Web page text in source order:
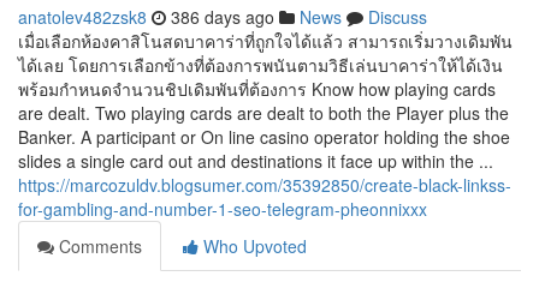
anatolev482zsk8 386 days ago News
Discuss
เมื่อเลือกห้องคาสิโนสดบาคาร่าที่ถูกใจได้แล้ว สามารถเริ่มวางเดิมพัน
ได้เลย โดยการเลือกข้างที่ต้องการพนันตามวิธีเล่นบาคาร่าให้ได้เงิน
พร้อมกำหนดจำนวนชิปเดิมพันที่ต้องการ Know how playing cards
are dealt. Two playing cards are dealt to both the Player plus the
Banker. A participant or On line casino operator holding the shoe
slides a single card out and destinations it face up within the ...
https://marcozuldv.blogsumer.com/35392850/create-black-linkss-
for-gambling-and-number-1-seo-telegram-pheonnixxx
Comments
Who Upvoted